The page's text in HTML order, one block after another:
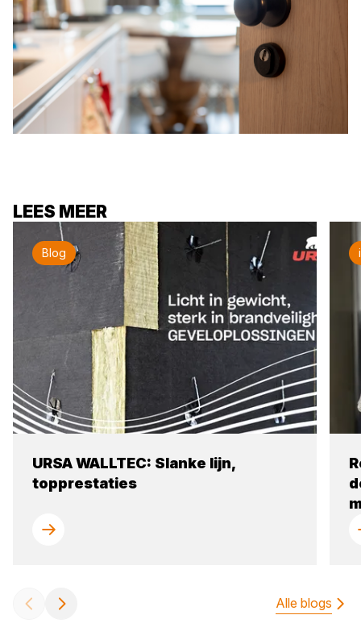
LEES MEER
Blog
URSA WALLTEC: Slanke lijn,
topprestaties
Alle blogs